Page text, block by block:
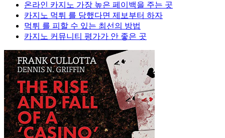
온라인 카지노 가장 높은 페이백을 주는 곳
카지노 먹튀 를 당했다면 제보부터 하자
먹튀 를 피할 수 있는 최선의 방법
카지노 커뮤니티 평가가 안 좋은 곳